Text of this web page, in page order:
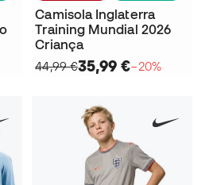
Camisola Inglaterra
Training Mundial 2026
Criança
44,99 €35,99 €−20%